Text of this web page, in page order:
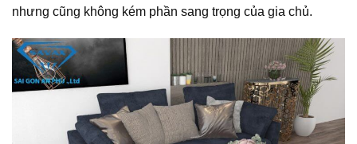
nhưng cũng không kém phần sang trọng của gia chủ.